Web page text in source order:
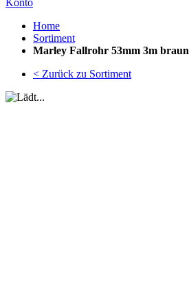
Konto
Home
Sortiment
Marley Fallrohr 53mm 3m braun
< Zurück zu Sortiment